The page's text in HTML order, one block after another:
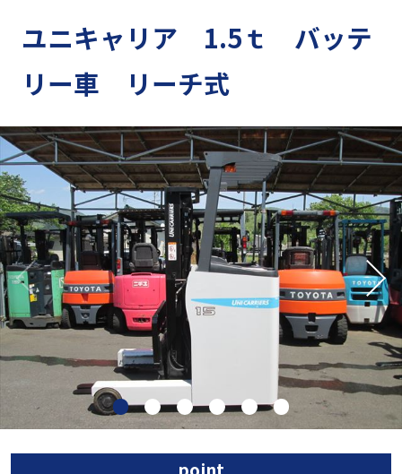
ユニキャリア 1.5ｔ バッテ
リー車 リーチ式